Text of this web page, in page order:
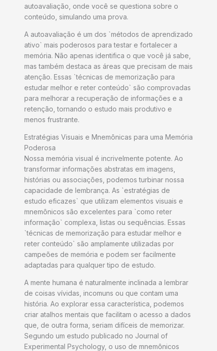
autoavaliação, onde você se questiona sobre o
conteúdo, simulando uma prova.
A autoavaliação é um dos `métodos de aprendizado
ativo` mais poderosos para testar e fortalecer a
memória. Não apenas identifica o que você já sabe,
mas também destaca as áreas que precisam de mais
atenção. Essas `técnicas de memorização para
estudar melhor e reter conteúdo` são comprovadas
para melhorar a recuperação de informações e a
retenção, tornando o estudo mais produtivo e
menos frustrante.
Estratégias Visuais e Mnemônicas para uma Memória
Poderosa
Nossa memória visual é incrivelmente potente. Ao
transformar informações abstratas em imagens,
histórias ou associações, podemos turbinar nossa
capacidade de lembrança. As `estratégias de
estudo eficazes` que utilizam elementos visuais e
mnemônicos são excelentes para `como reter
informação` complexa, listas ou sequências. Essas
`técnicas de memorização para estudar melhor e
reter conteúdo` são amplamente utilizadas por
campeões de memória e podem ser facilmente
adaptadas para qualquer tipo de estudo.
A mente humana é naturalmente inclinada a lembrar
de coisas vívidas, incomuns ou que contam uma
história. Ao explorar essa característica, podemos
criar atalhos mentais que facilitam o acesso a dados
que, de outra forma, seriam difíceis de memorizar.
Segundo um estudo publicado no Journal of
Experimental Psychology, o uso de mnemônicos